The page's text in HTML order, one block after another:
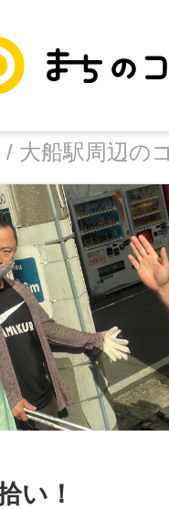
/ 大船駅周辺の
い！
トップ
ットに
入を